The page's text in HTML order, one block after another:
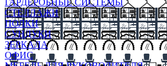
ГАРДЕРОБНЫЕ СИСТЕМЫ
СТЕЛЛАЖИ
ПОЛКИ
СУНДУКИ
ЗЕРКАЛА
ОФИС